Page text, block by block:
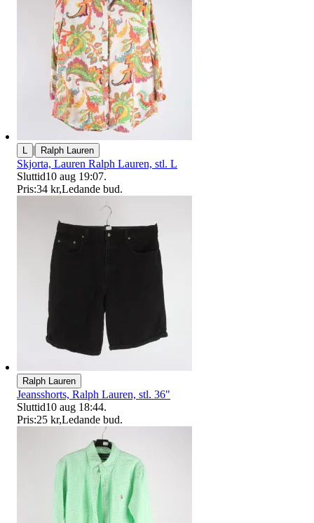
L | Ralph Lauren
Skjorta, Lauren Ralph Lauren, stl. L
Sluttid10 aug 19:07.
Pris:34 kr,Ledande bud.
Ralph Lauren
Jeansshorts, Ralph Lauren, stl. 36"
Sluttid10 aug 18:44.
Pris:25 kr,Ledande bud.